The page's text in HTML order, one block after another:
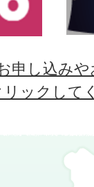
申し込み
リックして